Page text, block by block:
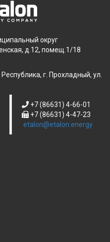
округ
д.12, помещ.1/18
г. Прохладный, ул.
+7 (86631) 4-66-01
+7 (86631) 4-47-23
etalon@etalon.energy